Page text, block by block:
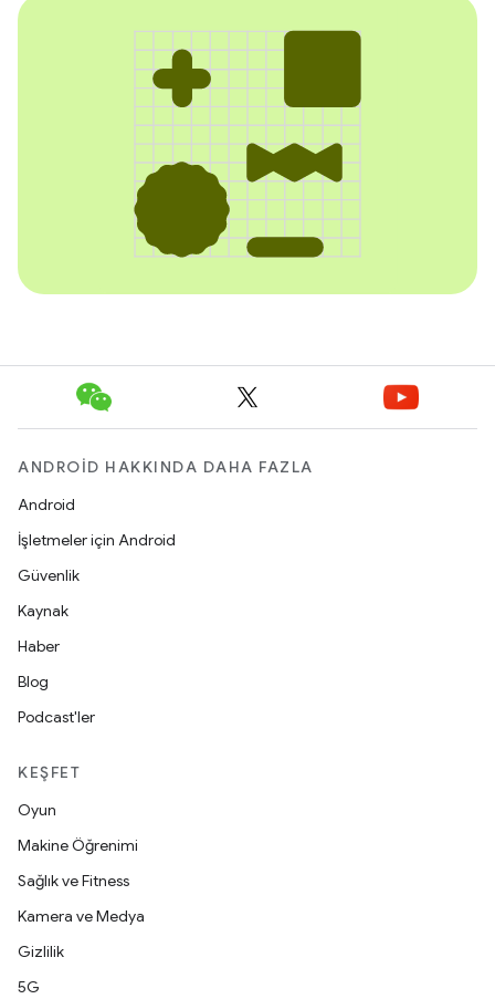
ANDROID HAKKINDA DAHA FAZLA
Android
İşletmeler için Android
Güvenlik
Kaynak
Haber
Blog
Podcast'ler
KEŞFET
Oyun
Makine Öğrenimi
Sağlık ve Fitness
Kamera ve Medya
Gizlilik
5G